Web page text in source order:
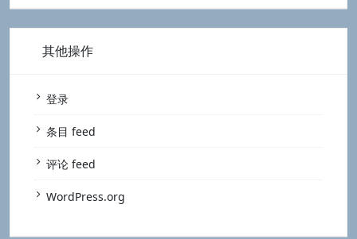
其他操作
登录
条目 feed
评论 feed
WordPress.org